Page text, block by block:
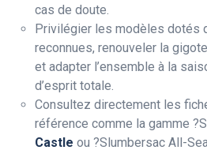
cas de doute.
Privilégier les modèles dotés
reconnues, renouveler la
et adapter l’ensemble à la
d’esprit totale.
Consultez directement les
référence comme la gamme
Castle ou ?Slumbersac All-